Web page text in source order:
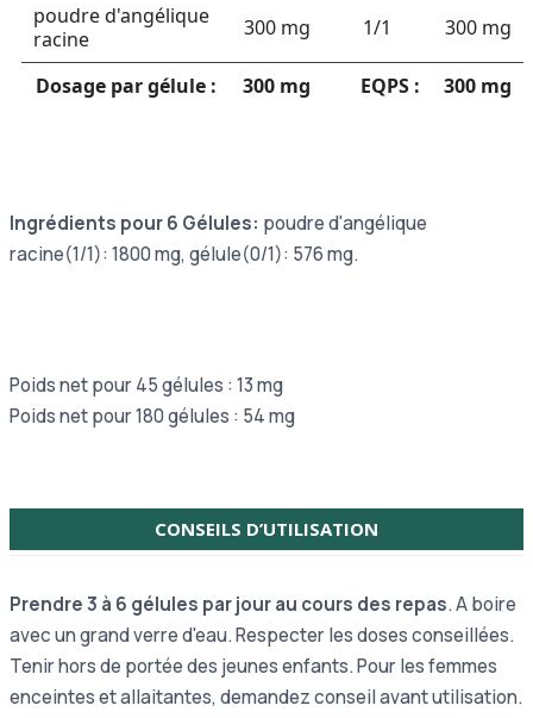
poudre d'angélique
racine
300 mg 1/1 300 mg
Dosage par gélule : 300 mg EQPS : 300 mg
Ingrédients pour 6 Gélules: poudre d'angélique
racine(1/1): 1800 mg, gélule(0/1): 576 mg.
Poids net pour 45 gélules : 13 mg
Poids net pour 180 gélules : 54 mg
CONSEILS D’UTILISATION
Prendre 3 à 6 gélules par jour au cours des repas. A boire
avec un grand verre d'eau. Respecter les doses conseillées.
Tenir hors de portée des jeunes enfants. Pour les femmes
enceintes et allaitantes, demandez conseil avant utilisation.